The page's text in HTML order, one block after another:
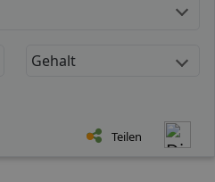
Gehalt
Teilen